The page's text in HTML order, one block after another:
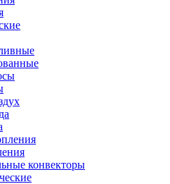
конвекторы